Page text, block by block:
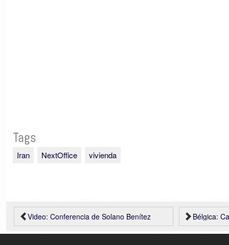
Tags
Iran NextOffice vivienda
Bélgica:
Video: Conferencia de Solano Benítez